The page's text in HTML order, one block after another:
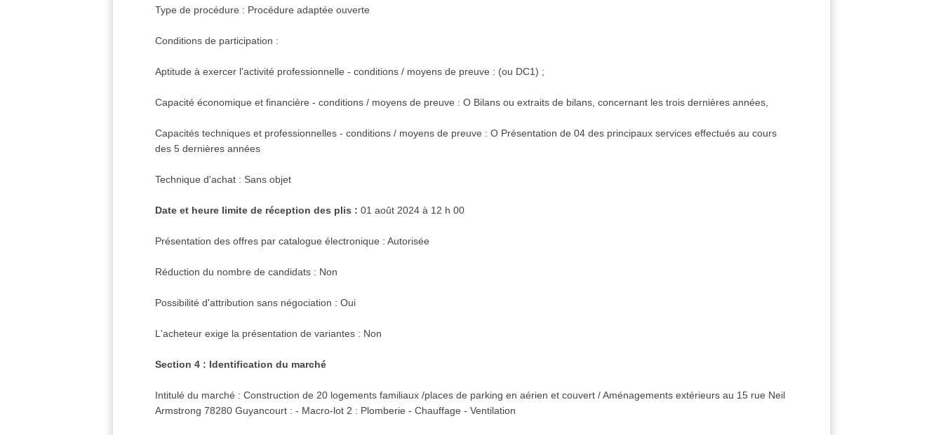
Type de procédure : Procédure adaptée ouverte
Conditions de participation :
Aptitude à exercer l'activité professionnelle - conditions / moyens de preuve : (ou DC1) ;
Capacité économique et financière - conditions / moyens de preuve : O Bilans ou extraits de bilans, concernant les trois dernières années,
Capacités techniques et professionnelles - conditions / moyens de preuve : O Présentation de 04 des principaux services effectués au cours
des 5 dernières années
Technique d'achat : Sans objet
Date et heure limite de réception des plis :01 août 2024 à 12 h 00
Présentation des offres par catalogue électronique : Autorisée
Réduction du nombre de candidats : Non
Possibilité d'attribution sans négociation : Oui
L'acheteur exige la présentation de variantes : Non
Section 4 : Identification du marché
Intitulé du marché : Construction de 20 logements familiaux /places de parking en aérien et couvert / Aménagements extérieurs au 15 rue Neil
Armstrong 78280 Guyancourt : - Macro-lot 2 : Plomberie - Chauffage - Ventilation